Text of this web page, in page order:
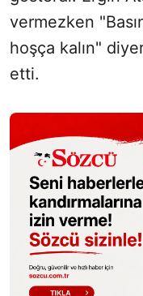
vermezken
hoşça kalın"
etti.